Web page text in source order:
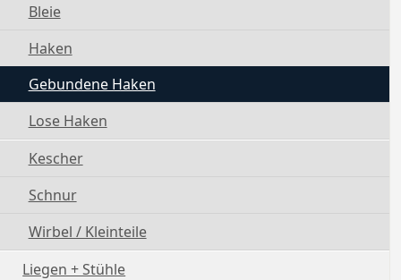
Bleie
Haken
Gebundene Haken
Lose Haken
Kescher
Schnur
Wirbel / Kleinteile
Liegen + Stühle